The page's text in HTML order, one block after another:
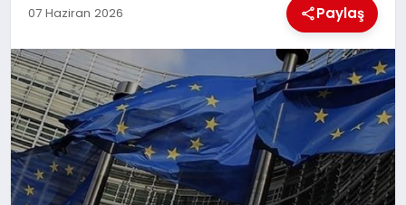
KÜLTÜREL
07 Haziran 2026 Paylaş